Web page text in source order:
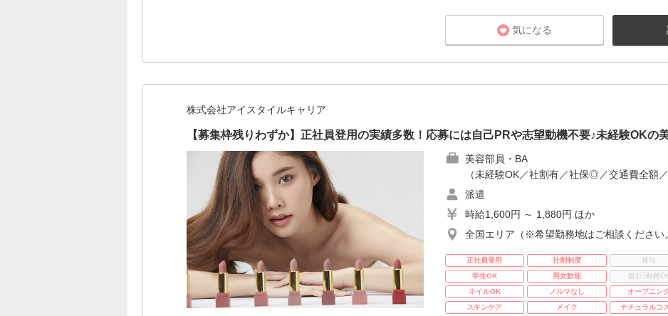
気になる
株式会社アイスタイルキャリア
【募集枠残りわずか】正社員登用の実績多数！応募には自己PRや志望動機不要♪未経験OKの
美容部員・BA
（未経験OK／社割有／社保◎／交通費全額／
派遣
時給1,600円 ～ 1,880円 ほか
全国エリア（※希望勤務地はご相談ください
正社員登用 社割制度 賞与
学生OK
男女歓迎 週3日勤務
ネイルOK
ノルマなし オープニン
スキンケア
メイク ナチュラルコ